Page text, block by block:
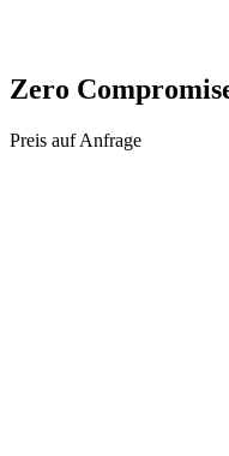
Zero
Preis auf Anfrage